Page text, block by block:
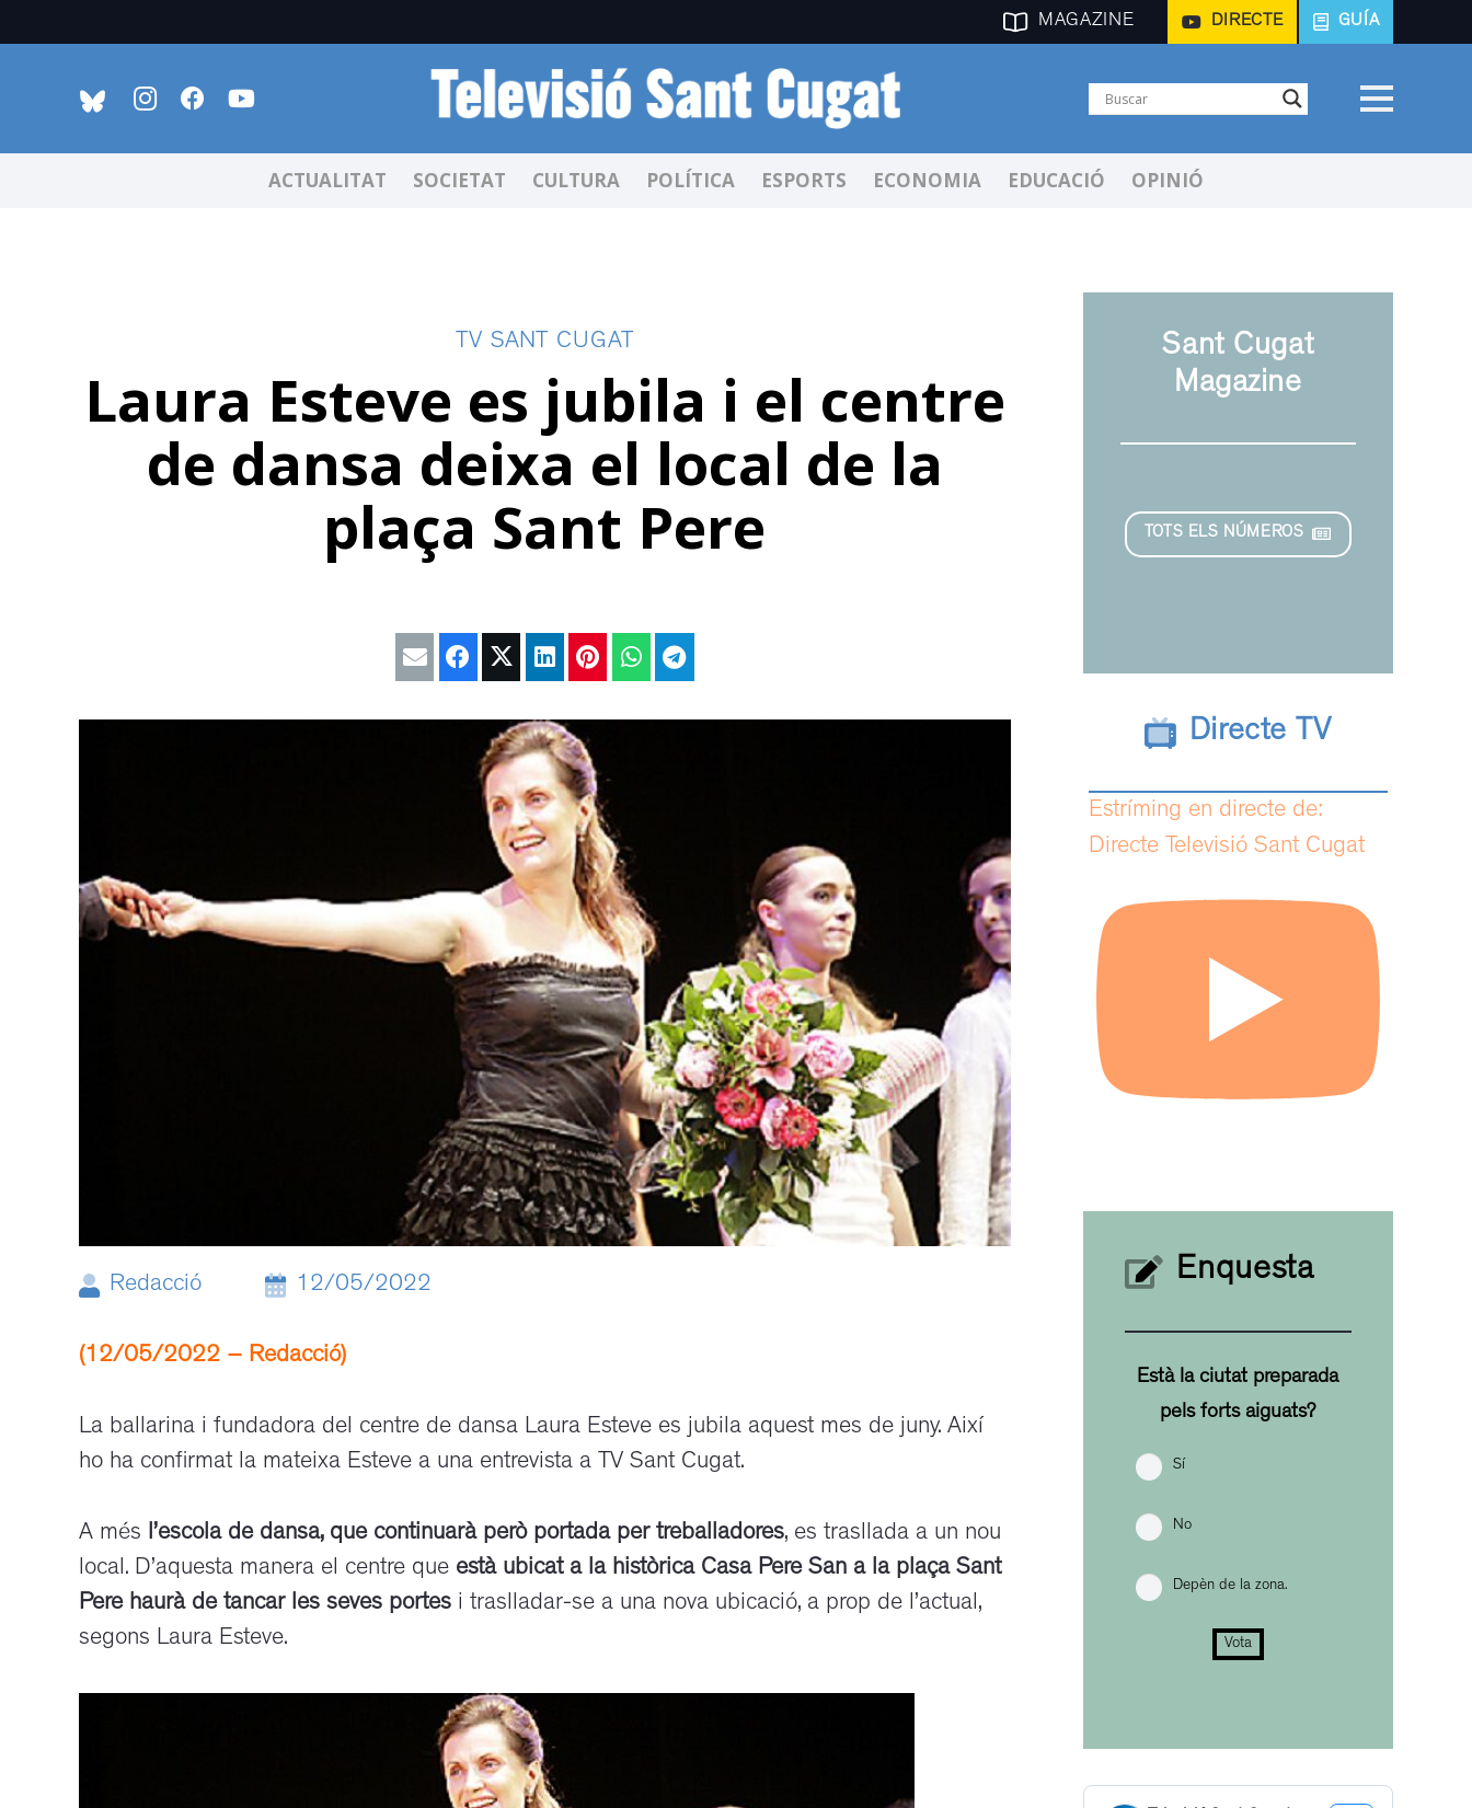
MAGAZINE DIRECTE GUÍA
ACTUALITAT SOCIETAT CULTURA POLÍTICA ESPORTS ECONOMIA EDUCACIÓ OPINIÓ
TV SANT CUGAT
Laura Esteve es jubila i el centre
de dansa deixa el local de la
plaça Sant Pere
Redacció 12/05/2022
(12/05/2022 – Redacció)
La ballarina i fundadora del centre de dansa Laura Esteve es jubila aquest mes de juny. Així
ho ha confirmat la mateixa Esteve a una entrevista a TV Sant Cugat.
A més l’escola de dansa, que continuarà però portada per treballadores, es trasllada a un nou
local. D’aquesta manera el centre que està ubicat a la històrica Casa Pere San a la plaça Sant
Pere haurà de tancar les seves portes i traslladar-se a una nova ubicació, a prop de l’actual,
segons Laura Esteve.
Sant Cugat
Magazine
TOTS ELS NÚMEROS
Directe TV
Estríming en directe de:
Directe Televisió Sant Cugat
Enquesta
Està la ciutat preparada
pels forts aiguats?
Sí
No
Depèn de la zona.
Vota